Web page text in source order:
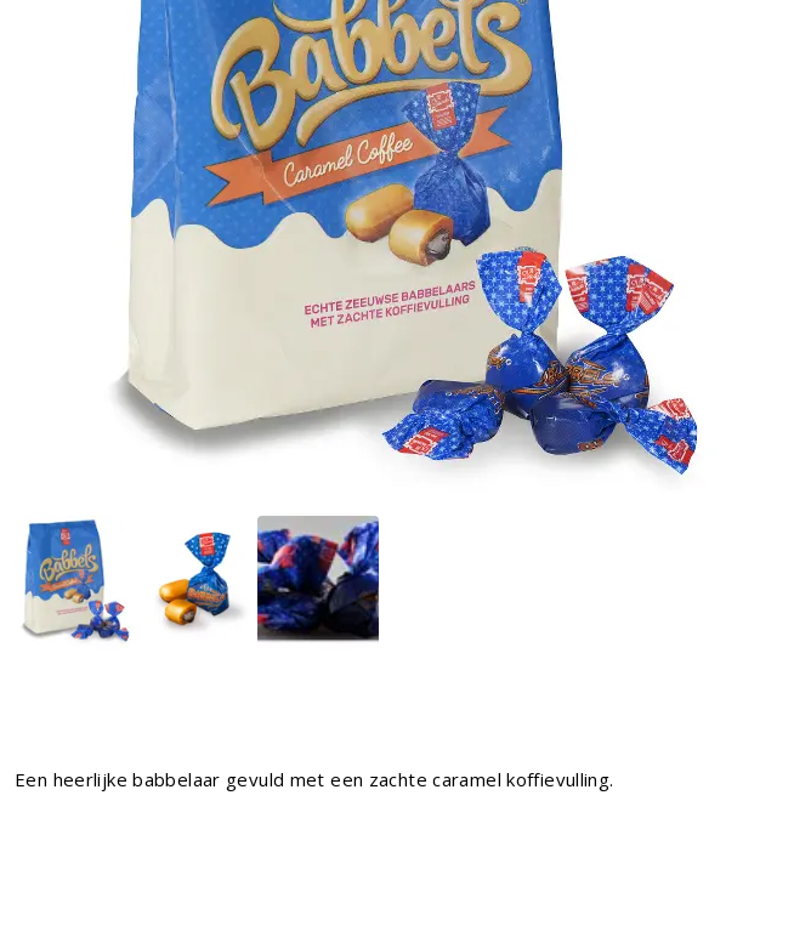
Een heerlijke babbelaar gevuld met een zachte caramel koffievulling.